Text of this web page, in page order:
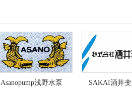
Asanopump浅野水泵 SAKAI酒井